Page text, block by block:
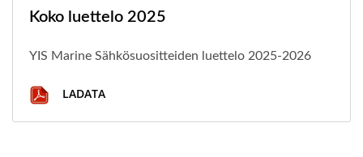
Koko luettelo 2025
YIS Marine Sähkösuositteiden luettelo 2025-2026
LADATA